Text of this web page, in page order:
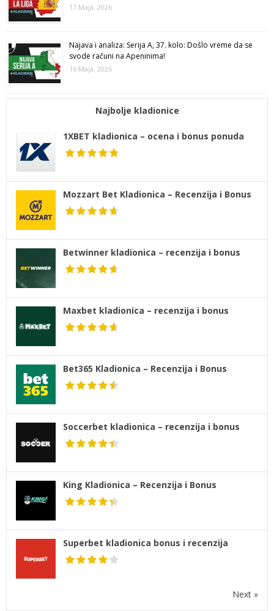
17 Maja, 2026
Najava i analiza: Serija A, 37. kolo: Došlo vreme da se
svode računi na Apeninima!
16 Maja, 2026
Najbolje kladionice
1XBET kladionica – ocena i bonus ponuda
Mozzart Bet Kladionica – Recenzija i Bonus
Betwinner kladionica – recenzija i bonus
Maxbet kladionica – recenzija i bonus
Bet365 Kladionica – Recenzija i Bonus
Soccerbet kladionica – recenzija i bonus
King Kladionica – Recenzija i Bonus
Superbet kladionica bonus i recenzija
Next »